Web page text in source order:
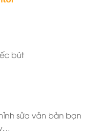
bút
sửa vản bản bạn